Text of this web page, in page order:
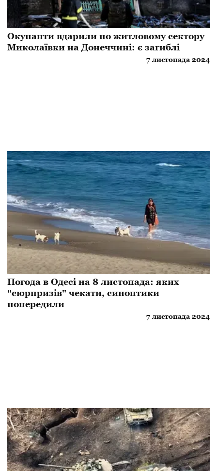
Окупанти вдарили по житловому сектору
Миколаївки на Донеччині: є загиблі
7 листопада 2024
Погода в Одесі на 8 листопада: яких
"сюрпризів" чекати, синоптики
попередили
7 листопада 2024